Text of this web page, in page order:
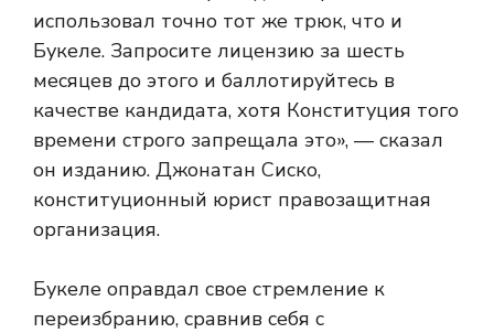
использовал точно тот же трюк, что и
Букеле. Запросите лицензию за шесть
месяцев до этого и баллотируйтесь в
качестве кандидата, хотя Конституция того
времени строго запрещала это», — сказал
он изданию. Джонатан Сиско,
конституционный юрист правозащитная
организация.
Букеле оправдал свое стремление к
переизбранию, сравнив себя с